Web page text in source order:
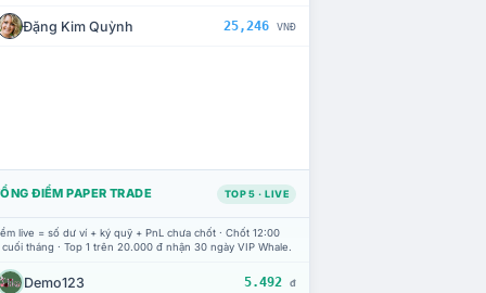
Đặng Kim Quỳnh 25,246 VNĐ
ĐIỂM PAPER TRADE TOP 5 · LIVE
live = số dư ví + ký quỹ + PnL chưa chốt · Chốt 12:00
tháng · Top 1 trên 20.000 đ nhận 30 ngày VIP Whale.
Demo123 5.492 đ